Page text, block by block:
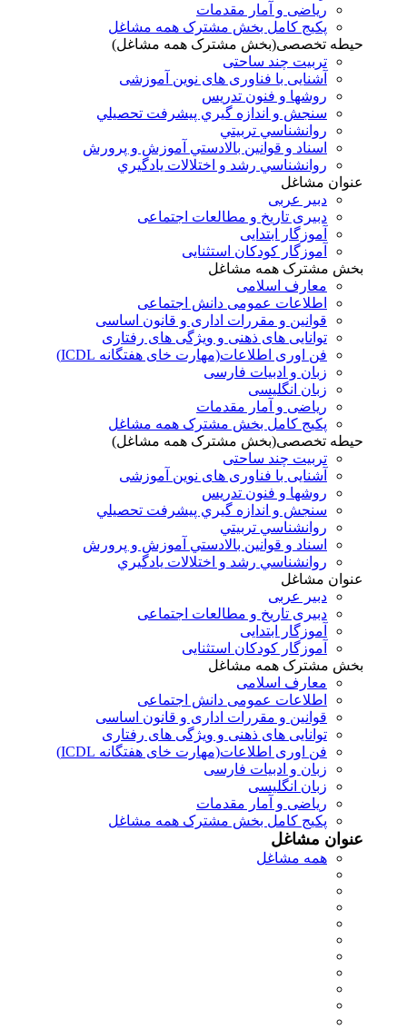
ریاضی و آمار مقدمات
پکیج کامل بخش مشترک همه مشاغل
حیطه تخصصی(بخش مشترک همه مشاغل)
تربیت چند ساحتی
آشنایی با فناوری های نوین آموزشی
روشها و فنون تدريس
سنجش و اندازه گيري پيشرفت تحصيلي
روانشناسي تربيتي
اسناد و قوانين بالادستي آموزش و پرورش
روانشناسي رشد و اختلالات يادگيري
عنوان مشاغل
دبير عربی
دبیری تاریخ و مطالعات اجتماعی
آموزگار ابتدایی
آموزگار کودکان استثنایی
بخش مشترک همه مشاغل
معارف اسلامی
اطلاعات عمومی دانش اجتماعی
قوانین و مقررات اداری و قانون اساسی
توانایی های ذهنی و ویژگی های رفتاری
فن اوری اطلاعات(مهارت خای هفتگانه ICDL)
زبان و ادبیات فارسی
زبان انگلیسی
ریاضی و آمار مقدمات
پکیج کامل بخش مشترک همه مشاغل
حیطه تخصصی(بخش مشترک همه مشاغل)
تربیت چند ساحتی
آشنایی با فناوری های نوین آموزشی
روشها و فنون تدريس
سنجش و اندازه گيري پيشرفت تحصيلي
روانشناسي تربيتي
اسناد و قوانين بالادستي آموزش و پرورش
روانشناسي رشد و اختلالات يادگيري
عنوان مشاغل
دبير عربی
دبیری تاریخ و مطالعات اجتماعی
آموزگار ابتدایی
آموزگار کودکان استثنایی
بخش مشترک همه مشاغل
معارف اسلامی
اطلاعات عمومی دانش اجتماعی
قوانین و مقررات اداری و قانون اساسی
توانایی های ذهنی و ویژگی های رفتاری
فن اوری اطلاعات(مهارت خای هفتگانه ICDL)
زبان و ادبیات فارسی
زبان انگلیسی
ریاضی و آمار مقدمات
پکیج کامل بخش مشترک همه مشاغل
عنوان مشاغل
همه مشاغل